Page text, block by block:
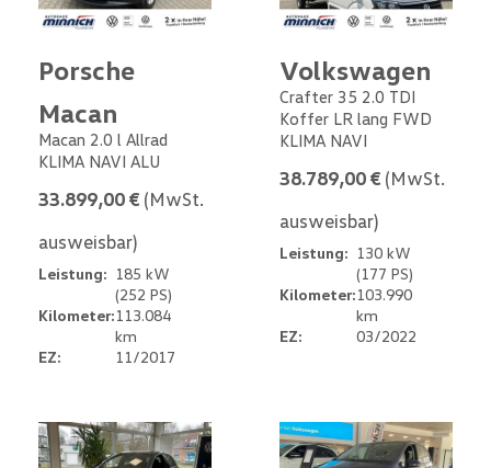
Porsche
Macan
Macan 2.0 l Allrad
KLIMA NAVI ALU
33.899,00 € (MwSt.
ausweisbar)
Leistung: 185 kW
(252 PS)
Kilometer:113.084
km
EZ:
11/2017
Volkswagen
Crafter 35 2.0 TDI
Koffer LR lang FWD
KLIMA NAVI
38.789,00 € (MwSt.
ausweisbar)
Leistung: 130 kW
(177 PS)
Kilometer:103.990
km
EZ:
03/2022